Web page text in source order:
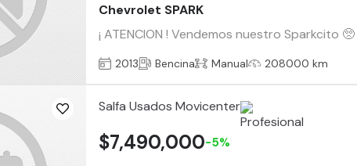
Chevrolet SPARK
¡ ATENCION ! Vendemos nuestro Sparkcito
2013 Bencina Manual 208000 km
Salfa Usados Movicenter
$7,490,000-5%